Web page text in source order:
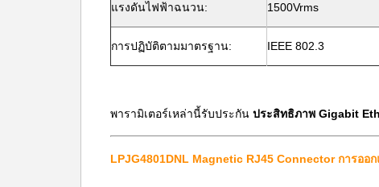
แรงดันไฟฟ้าฉนวน: 1500Vrms
การปฏิบัติตามมาตรฐาน: IEEE 802.3
พารามิเตอร์เหล่านี้รับประกัน ประสิทธิภาพ Gigabit
LPJG4801DNL Magnetic RJ45 Connector การออ